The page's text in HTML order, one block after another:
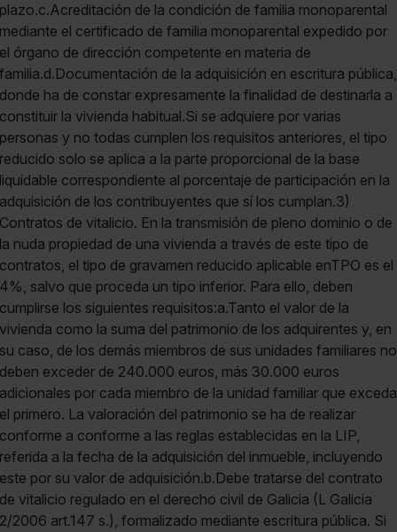
plazo.c.Acreditación de la condición de familia monoparental
mediante el certificado de familia monoparental expedido por
el órgano de dirección competente en materia de
familia.d.Documentación de la adquisición en escritura pública,
donde ha de constar expresamente la finalidad de destinarla a
constituir la vivienda habitual.Si se adquiere por varias
personas y no todas cumplen los requisitos anteriores, el tipo
reducido solo se aplica a la parte proporcional de la base
liquidable correspondiente al porcentaje de participación en la
adquisición de los contribuyentes que sí los cumplan.3)
Contratos de vitalicio. En la transmisión de pleno dominio o de
la nuda propiedad de una vivienda a través de este tipo de
contratos, el tipo de gravamen reducido aplicable enTPO es el
4%, salvo que proceda un tipo inferior. Para ello, deben
cumplirse los siguientes requisitos:a.Tanto el valor de la
vivienda como la suma del patrimonio de los adquirentes y, en
su caso, de los demás miembros de sus unidades familiares no
deben exceder de 240.000 euros, más 30.000 euros
adicionales por cada miembro de la unidad familiar que exceda
el primero. La valoración del patrimonio se ha de realizar
conforme a conforme a las reglas establecidas en la LIP,
referida a la fecha de la adquisición del inmueble, incluyendo
este por su valor de adquisición.b.Debe tratarse del contrato
de vitalicio regulado en el derecho civil de Galicia (L Galicia
2/2006 art.147 s.), formalizado mediante escritura pública. Si